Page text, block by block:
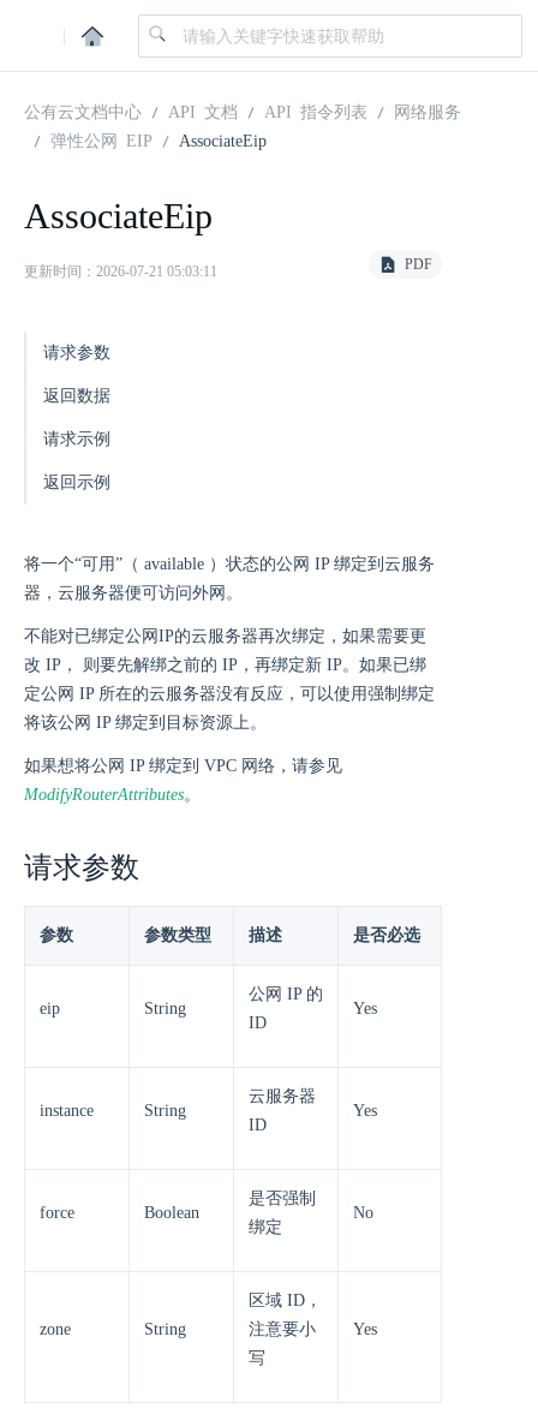
|
公有云文档中心 API 文档 API 指令列表
网络服务
弹性公网 EIP
AssociateEip
AssociateEip
更新时间：2026-07-21 05:03:11 PDF
请求参数
返回数据
请求示例
返回示例
将一个“可用”（ available ）状态的公网 IP 绑定到云服务
器，云服务器便可访问外网。
不能对已绑定公网IP的云服务器再次绑定，如果需要更
改 IP， 则要先解绑之前的 IP，再绑定新 IP。如果已绑
定公网 IP 所在的云服务器没有反应，可以使用强制绑定
将该公网 IP 绑定到目标资源上。
如果想将公网 IP 绑定到 VPC 网络，请参见
ModifyRouterAttributes。
请求参数
参数 参数类型 描述 是否必选
eip String
公网 IP 的
ID
Yes
instance String
云服务器
ID
Yes
force Boolean
是否强制
绑定
No
zone String
区域 ID，
注意要小
写
Yes